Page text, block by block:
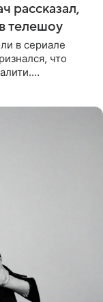
рассказал,
телешоу
в сериале
что